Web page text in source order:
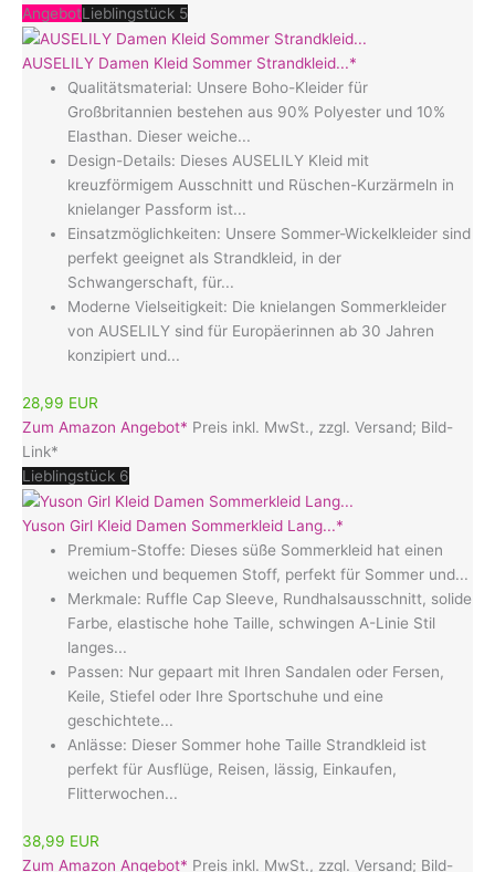
AngebotLieblingstück 5
AUSELILY Damen Kleid Sommer Strandkleid...*
Qualitätsmaterial: Unsere Boho-Kleider für
Großbritannien bestehen aus 90% Polyester und 10%
Elasthan. Dieser weiche...
Design-Details: Dieses AUSELILY Kleid mit
kreuzförmigem Ausschnitt und Rüschen-Kurzärmeln in
knielanger Passform ist...
Einsatzmöglichkeiten: Unsere Sommer-Wickelkleider sind
perfekt geeignet als Strandkleid, in der
Schwangerschaft, für...
Moderne Vielseitigkeit: Die knielangen Sommerkleider
von AUSELILY sind für Europäerinnen ab 30 Jahren
konzipiert und...
28,99 EUR
Zum Amazon Angebot* Preis inkl. MwSt., zzgl. Versand; Bild-
Link*
Lieblingstück 6
Yuson Girl Kleid Damen Sommerkleid Lang...*
Premium-Stoffe: Dieses süße Sommerkleid hat einen
weichen und bequemen Stoff, perfekt für Sommer und...
Merkmale: Ruffle Cap Sleeve, Rundhalsausschnitt, solide
Farbe, elastische hohe Taille, schwingen A-Linie Stil
langes...
Passen: Nur gepaart mit Ihren Sandalen oder Fersen,
Keile, Stiefel oder Ihre Sportschuhe und eine
geschichtete...
Anlässe: Dieser Sommer hohe Taille Strandkleid ist
perfekt für Ausflüge, Reisen, lässig, Einkaufen,
Flitterwochen...
38,99 EUR
Zum Amazon Angebot* Preis inkl. MwSt., zzgl. Versand; Bild-